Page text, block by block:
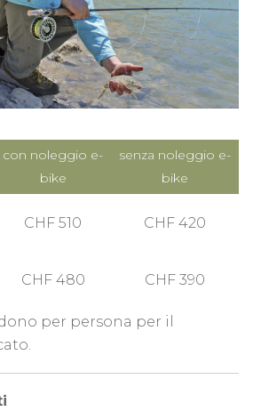
con noleggio e-
bike
senza noleggio e-
bike
CHF 510 CHF 420
CHF 480 CHF 390
per persona per il